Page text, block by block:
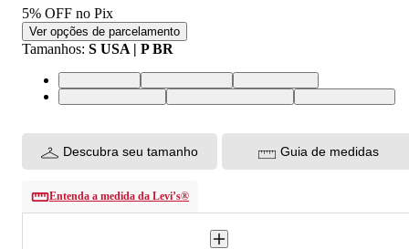
5% OFF no Pix
Ver opções de parcelamento
Tamanhos: S USA | P BR
S USA | P BRM USA | M BRL USA | G BR
XL USA | GG BRXXL USA | EGG BRXS USA | PP BR
Descubra seu tamanho Guia de medidas
Entenda a medida da Levi’s®